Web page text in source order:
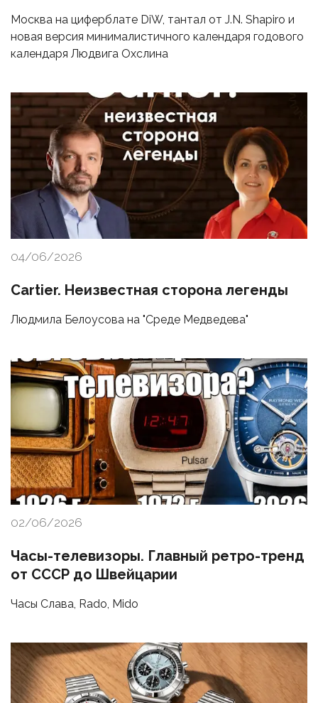
Москва на циферблате DiW, тантал от J.N. Shapiro и
новая версия минималистичного календаря годового
календаря Людвига Охслина
04/06/2026
Cartier. Неизвестная сторона легенды
Людмила Белоусова на "Среде Медведева"
02/06/2026
Часы-телевизоры. Главный ретро-тренд
от СССР до Швейцарии
Часы Слава, Rado, Mido